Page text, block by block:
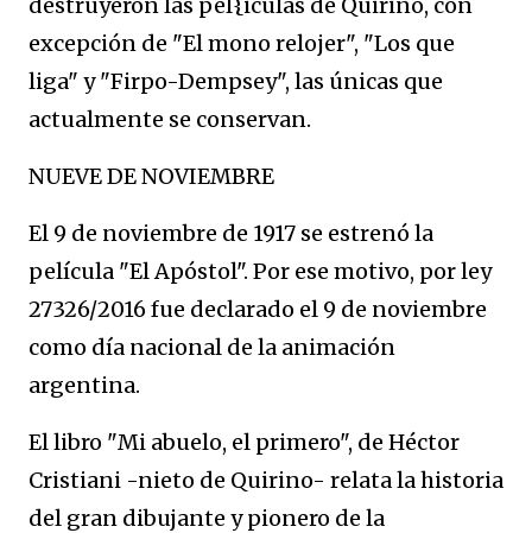
excepción de "El mono relojer", "Los que
liga" y "Firpo-Dempsey", las únicas que
actualmente se conservan.
NUEVE DE NOVIEMBRE
El 9 de noviembre de 1917 se estrenó la
película "El Apóstol". Por ese motivo, por ley
27326/2016 fue declarado el 9 de noviembre
como día nacional de la animación
argentina.
El libro "Mi abuelo, el primero", de Héctor
Cristiani -nieto de Quirino- relata la historia
del gran dibujante y pionero de la